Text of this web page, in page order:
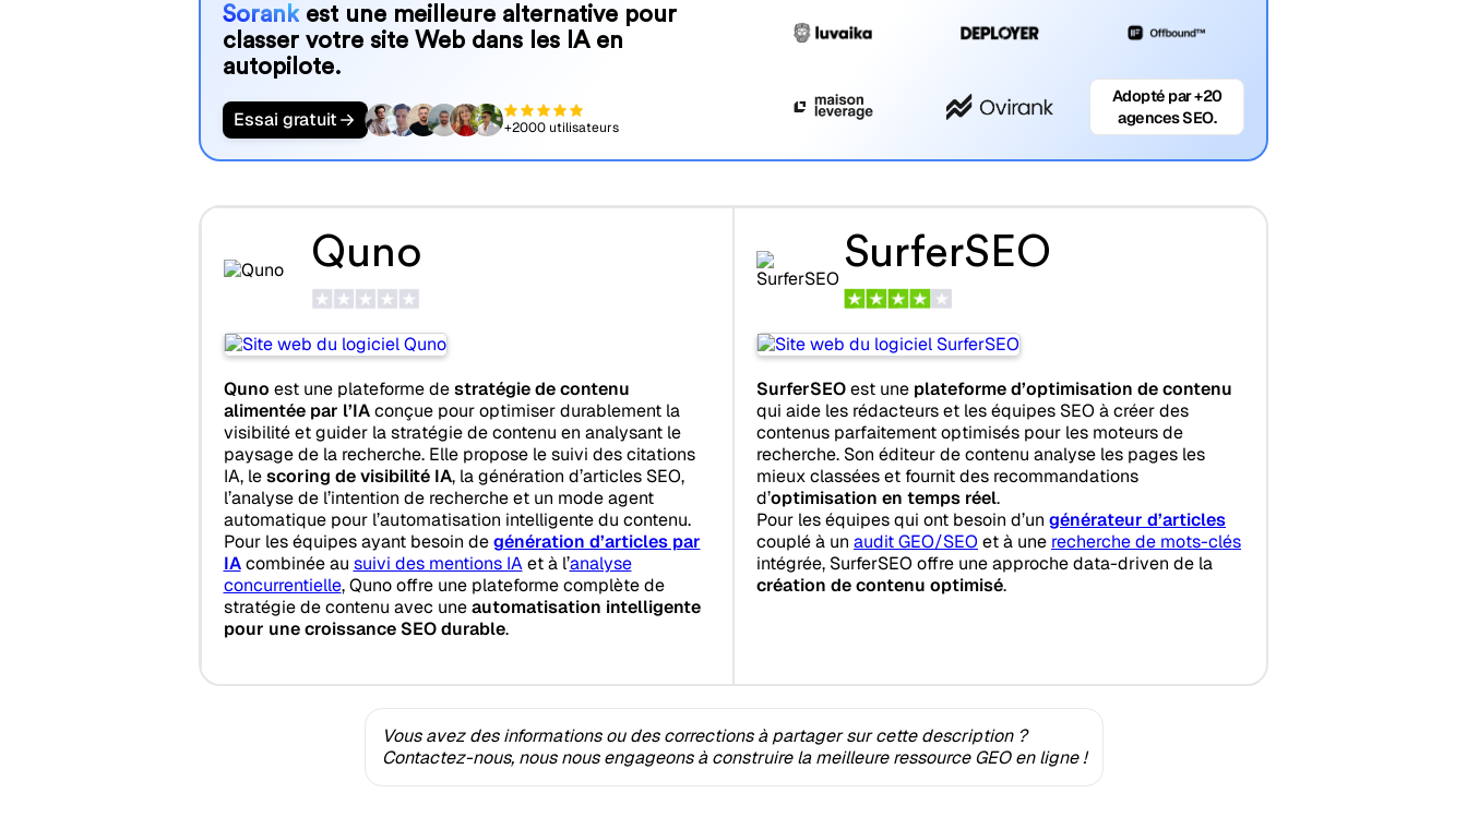
Sorankest une meilleure alternative pour
classer votre site Web dans les IA en
autopilote.
Essai gratuit +2000 utilisateurs
Adopté par +20
agences SEO.
Quno
Quno est une plateforme destratégie de contenu
alimentée par l’IAconçue pour optimiser durablement la
visibilité et guider la stratégie de contenu en analysant le
paysage de la recherche. Elle propose le suivi des citations
IA, lescoring de visibilité IA, la génération d’articles SEO,
l’analyse de l’intention de recherche et un mode agent
automatique pour l’automatisation intelligente du contenu.
Pour les équipes ayant besoin degénération d’articles par
IAcombinée au suivi des mentions IAet à l’analyse
concurrentielle, Quno offre une plateforme complète de
stratégie de contenu avec uneautomatisation intelligente
pour une croissance SEO durable.
SurferSEO
SurferSEOest une plateforme d’optimisation de contenu
qui aide les rédacteurs et les équipes SEO à créer des
contenus parfaitement optimisés pour les moteurs de
recherche. Son éditeur de contenu analyse les pages les
mieux classées et fournit des recommandations
d’optimisation en temps réel.
Pour les équipes qui ont besoin d’un générateur d’articles
couplé à un audit GEO/SEO et à une recherche de mots-clés
intégrée, SurferSEO offre une approche data-driven de la
création de contenu optimisé.
Vous avez des informations ou des corrections à partager sur cette description ?
Contactez-nous, nous nous engageons à construire la meilleure ressource GEO en ligne !